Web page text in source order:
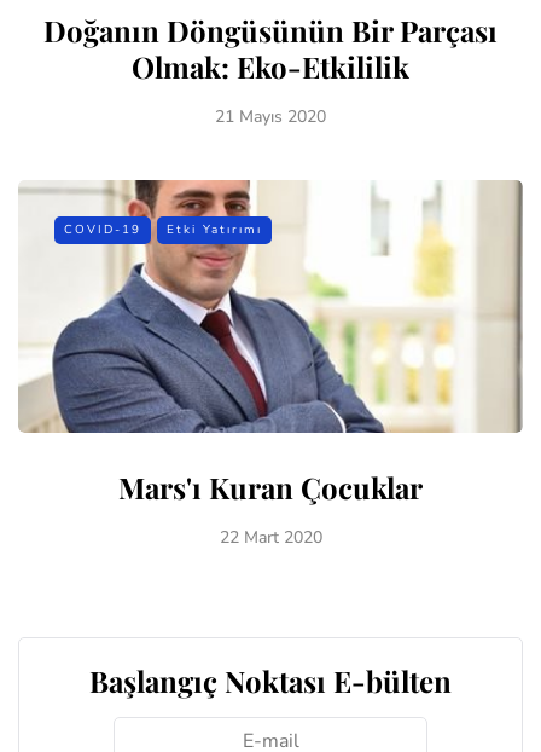
Doğanın Döngüsünün Bir Parçası
Olmak: Eko-Etkililik
21 Mayıs 2020
COVID-19 Etki Yatırımı
Mars'ı Kuran Çocuklar
22 Mart 2020
Başlangıç Noktası E-bülten